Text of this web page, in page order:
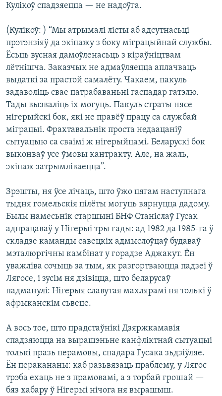
Кулікоў спадзяецца — не надоўга.
(Кулікоў: ) “Мы атрымалі лісты аб адсутнасьці
прэтэнзіяў да экіпажу з боку міграцыйнай службы.
Ёсьць вусная дамоўленасьць з кіраўніцтвам
лётнішча. Заказчык не адмаўляецца аплачваць
выдаткі за прастой самалёту. Чакаем, пакуль
задаволіць свае патрабаваньні гаспадар гатэлю.
Тады вызваліць іх могуць. Пакуль страты нясе
нігерыйскі бок, які не правёў працу са службай
міграцыі. Фрахтавальнік проста недаацаніў
сытуацыю са сваімі ж нігерыйцамі. Беларускі бок
выконваў усе ўмовы кантракту. Але, на жаль,
экіпаж затрымліваецца”.
Зрэшты, ня ўсе лічаць, што ўжо цягам наступнага
тыдня гомельскія пілёты могуць вярнуцца дадому.
Былы намесьнік старшыні БНФ Станіслаў Гусак
адпрацаваў у Нігерыі тры гады: ад 1982 да 1985-га ў
складзе каманды савецкіх адмыслоўцаў будаваў
мэталюргічны камбінат у горадзе Аджакут. Ён
уважліва сочыць за тым, як разгортваюцца падзеі ў
Лягосе, і зусім ня дзівіцца, што беларусаў
падманулі: Нігерыя славутая махлярамі ня толькі ў
афрыканскім сьвеце.
А вось тое, што прадстаўнікі Дзяржкамавія
спадзяюцца на вырашэньне канфліктнай сытуацыі
толькі празь перамовы, спадара Гусака зьдзіўляе.
Ён перакананы: каб разьвязаць праблему, у Лягос
трэба ехаць не з прамовамі, а з торбай грошай —
бяз хабару ў Нігерыі нічога ня вырашыш.